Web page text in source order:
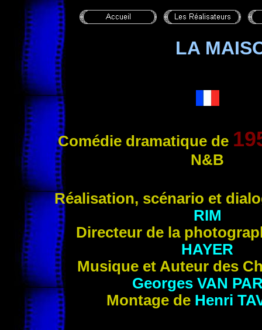
LA
Comédie dramatique de
N&B
Réalisation, scénario et
RIM
Directeur de la
HAYER
Musique et Auteur des
Georges VAN
Montage de Henri